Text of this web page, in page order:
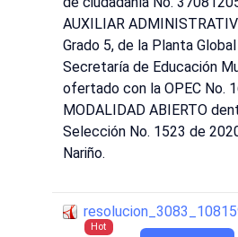
AUXILIAR
Grado 5, de la Planta
Secretaría de Educación
ofertado con la OPEC No.
MODALIDAD ABIERTO
Selección No. 1523 de
Nariño.
Hot